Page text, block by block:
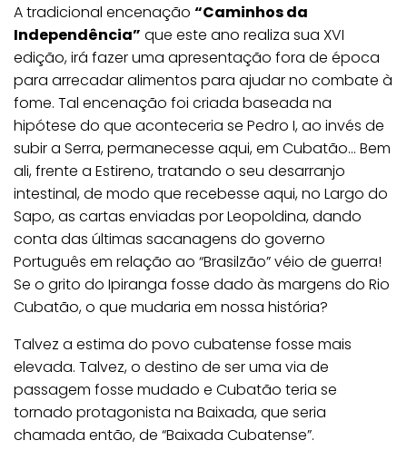
A tradicional encenação “Caminhos da
Independência” que este ano realiza sua XVI
edição, irá fazer uma apresentação fora de época
para arrecadar alimentos para ajudar no combate à
fome. Tal encenação foi criada baseada na
hipótese do que aconteceria se Pedro I, ao invés de
subir a Serra, permanecesse aqui, em Cubatão… Bem
ali, frente a Estireno, tratando o seu desarranjo
intestinal, de modo que recebesse aqui, no Largo do
Sapo, as cartas enviadas por Leopoldina, dando
conta das últimas sacanagens do governo
Português em relação ao “Brasilzão” véio de guerra!
Se o grito do Ipiranga fosse dado às margens do Rio
Cubatão, o que mudaria em nossa história?
Talvez a estima do povo cubatense fosse mais
elevada. Talvez, o destino de ser uma via de
passagem fosse mudado e Cubatão teria se
tornado protagonista na Baixada, que seria
chamada então, de “Baixada Cubatense”.